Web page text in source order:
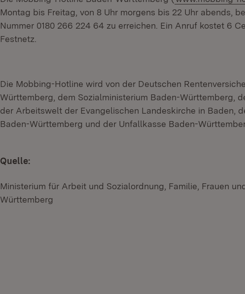
Montag bis Freitag, von 8 Uhr morgens bis 22 Uhr abends,
Nummer 0180 266 224 64 zu erreichen. Ein Anruf kostet 6
Festnetz.
Die Mobbing-Hotline wird von der Deutschen
Württemberg, dem Sozialministerium Baden-Württemberg,
der Arbeitswelt der Evangelischen Landeskirche in Baden,
Baden-Württemberg und der Unfallkasse Baden-
Quelle:
Ministerium für Arbeit und Sozialordnung, Familie, Frauen
Württemberg